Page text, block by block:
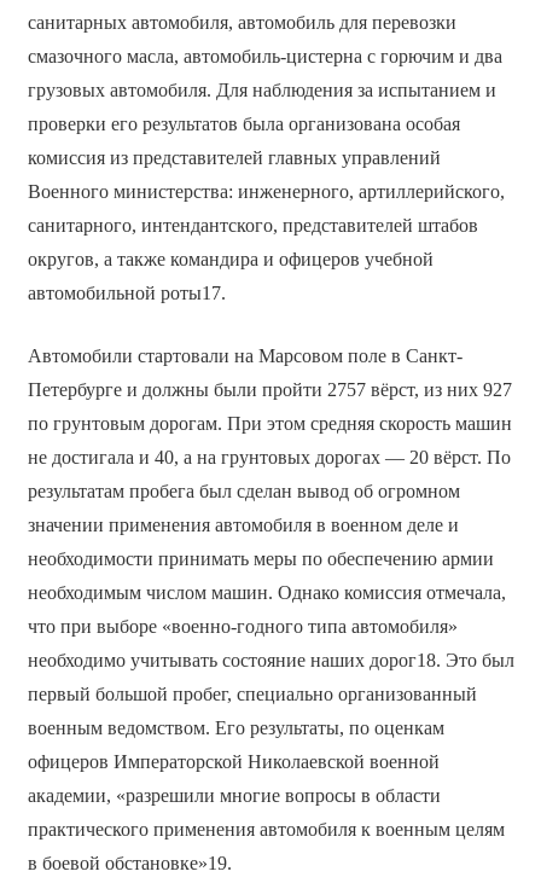
санитарных автомобиля, автомобиль для перевозки
смазочного масла, автомобиль-цистерна с горючим и два
грузовых автомобиля. Для наблюдения за испытанием и
проверки его результатов была организована особая
комиссия из представителей главных управлений
Военного министерства: инженерного, артиллерийского,
санитарного, интендантского, представителей штабов
округов, а также командира и офицеров учебной
автомобильной роты17.
Автомобили стартовали на Марсовом поле в Санкт-
Петербурге и должны были пройти 2757 вёрст, из них 927
по грунтовым дорогам. При этом средняя скорость машин
не достигала и 40, а на грунтовых дорогах — 20 вёрст. По
результатам пробега был сделан вывод об огромном
значении применения автомобиля в военном деле и
необходимости принимать меры по обеспечению армии
необходимым числом машин. Однако комиссия отмечала,
что при выборе «военно-годного типа автомобиля»
необходимо учитывать состояние наших дорог18. Это был
первый большой пробег, специально организованный
военным ведомством. Его результаты, по оценкам
офицеров Императорской Николаевской военной
академии, «разрешили многие вопросы в области
практического применения автомобиля к военным целям
в боевой обстановке»19.